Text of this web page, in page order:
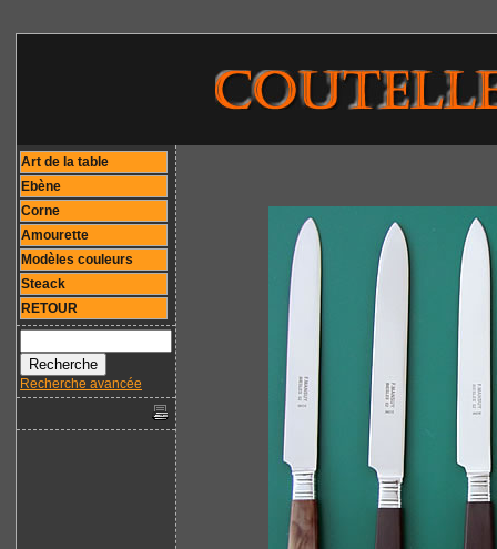
Art de la table
Ebène
Corne
Amourette
Modèles couleurs
Steack
RETOUR
Recherche avancée